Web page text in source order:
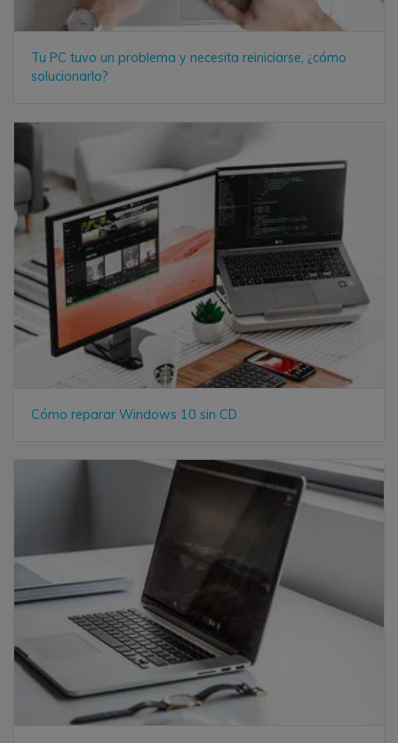
Tu PC tuvo un problema y necesita reiniciarse, ¿cómo
solucionarlo?
Cómo reparar Windows 10 sin CD